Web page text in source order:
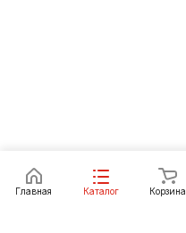
Главная Каталог Корзина